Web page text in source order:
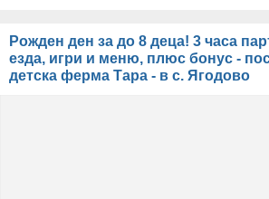
Рожден ден за до 8 деца! 3 часа
езда, игри и меню, плюс бонус -
детска ферма Тара - в с. Ягодово